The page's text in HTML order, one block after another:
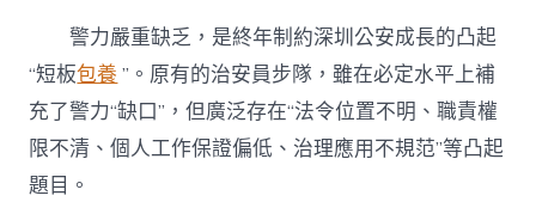
警力嚴重缺乏，是終年制約深圳公安成長的凸起
“短板包養 ”。原有的治安員步隊，雖在必定水平上補
充了警力“缺口”，但廣泛存在“法令位置不明、職責權
限不清、個人工作保證偏低、治理應用不規范”等凸起
題目。